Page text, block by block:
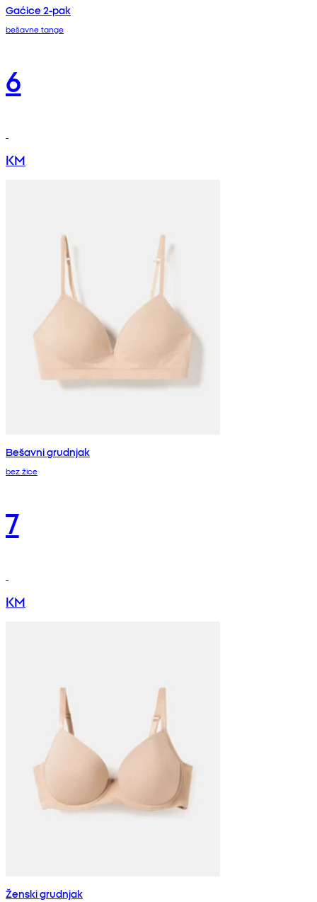
Gaćice 2-pak
bešavne tange
6
KM
Bešavni grudnjak
bez žice
7
KM
Ženski grudnjak